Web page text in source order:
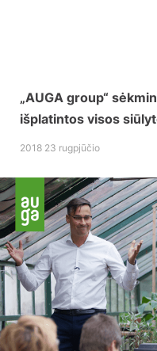
„AUGA group“
išplatintos visos
2018 23 rugpjūčio